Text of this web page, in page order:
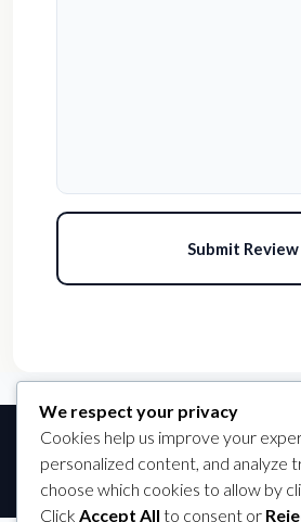
Submit Review
© Griya Tama Properland - All
We respect your privacy
Cookies help us improve your
personalized content, and analyze
choose which cookies to allow by
Click Accept All to consent or